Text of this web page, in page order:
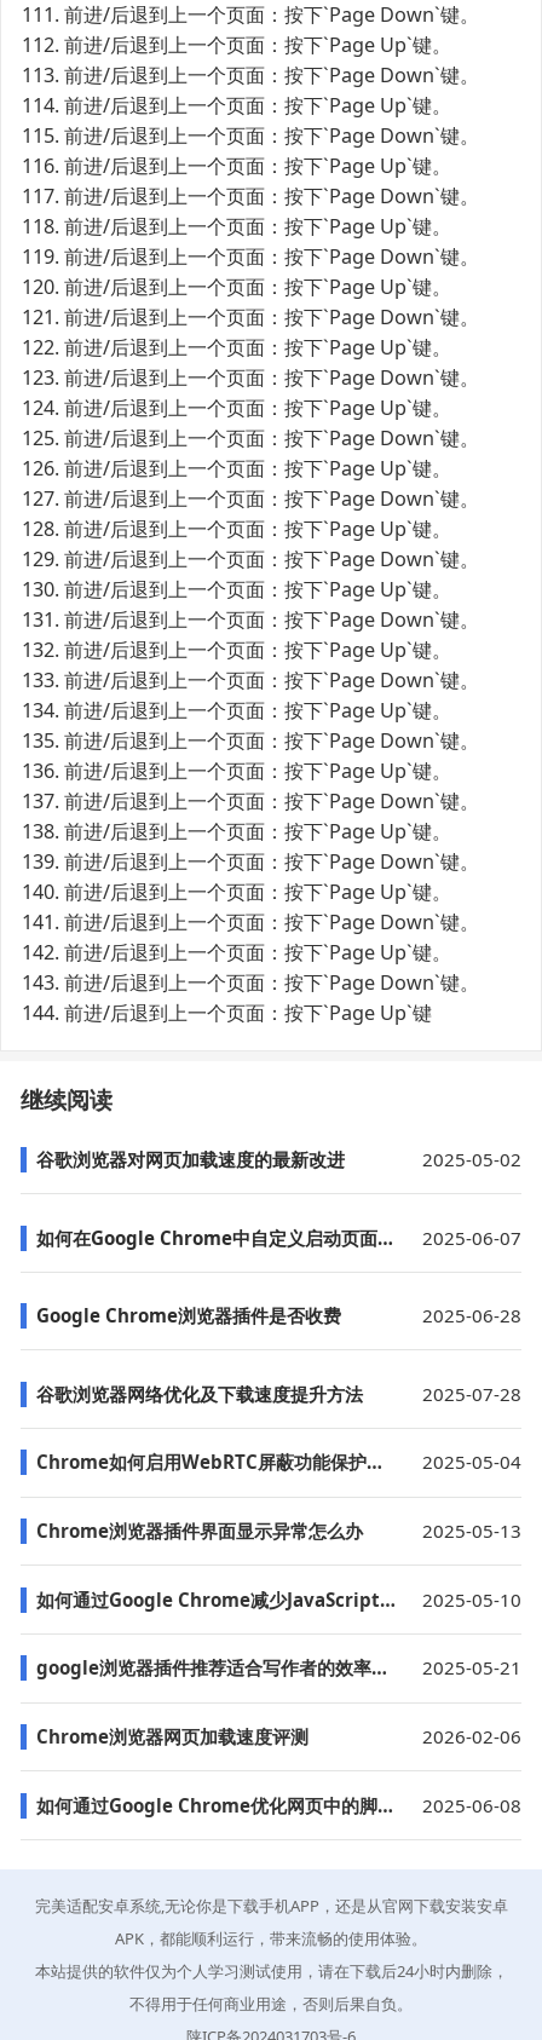
111. 前进/后退到上一个页面：按下`Page Down`键。
112. 前进/后退到上一个页面：按下`Page Up`键。
113. 前进/后退到上一个页面：按下`Page Down`键。
114. 前进/后退到上一个页面：按下`Page Up`键。
115. 前进/后退到上一个页面：按下`Page Down`键。
116. 前进/后退到上一个页面：按下`Page Up`键。
117. 前进/后退到上一个页面：按下`Page Down`键。
118. 前进/后退到上一个页面：按下`Page Up`键。
119. 前进/后退到上一个页面：按下`Page Down`键。
120. 前进/后退到上一个页面：按下`Page Up`键。
121. 前进/后退到上一个页面：按下`Page Down`键。
122. 前进/后退到上一个页面：按下`Page Up`键。
123. 前进/后退到上一个页面：按下`Page Down`键。
124. 前进/后退到上一个页面：按下`Page Up`键。
125. 前进/后退到上一个页面：按下`Page Down`键。
126. 前进/后退到上一个页面：按下`Page Up`键。
127. 前进/后退到上一个页面：按下`Page Down`键。
128. 前进/后退到上一个页面：按下`Page Up`键。
129. 前进/后退到上一个页面：按下`Page Down`键。
130. 前进/后退到上一个页面：按下`Page Up`键。
131. 前进/后退到上一个页面：按下`Page Down`键。
132. 前进/后退到上一个页面：按下`Page Up`键。
133. 前进/后退到上一个页面：按下`Page Down`键。
134. 前进/后退到上一个页面：按下`Page Up`键。
135. 前进/后退到上一个页面：按下`Page Down`键。
136. 前进/后退到上一个页面：按下`Page Up`键。
137. 前进/后退到上一个页面：按下`Page Down`键。
138. 前进/后退到上一个页面：按下`Page Up`键。
139. 前进/后退到上一个页面：按下`Page Down`键。
140. 前进/后退到上一个页面：按下`Page Up`键。
141. 前进/后退到上一个页面：按下`Page Down`键。
142. 前进/后退到上一个页面：按下`Page Up`键。
143. 前进/后退到上一个页面：按下`Page Down`键。
144. 前进/后退到上一个页面：按下`Page Up`键
继续阅读
谷歌浏览器对网页加载速度的最新改进 2025-05-02
如何在Google Chrome中自定义启动页面布局 2025-06-07
Google Chrome浏览器插件是否收费 2025-06-28
谷歌浏览器网络优化及下载速度提升方法 2025-07-28
Chrome如何启用WebRTC屏蔽功能保护用户隐私 2025-05-04
Chrome浏览器插件界面显示异常怎么办 2025-05-13
如何通过Google Chrome减少JavaScript解析的开销 2025-05-10
google浏览器插件推荐适合写作者的效率工具 2025-05-21
Chrome浏览器网页加载速度评测 2026-02-06
如何通过Google Chrome优化网页中的脚本加载顺序 2025-06-08
完美适配安卓系统,无论你是下载手机APP，还是从官网下载安装安卓
APK，都能顺利运行，带来流畅的使用体验。
本站提供的软件仅为个人学习测试使用，请在下载后24小时内删除，
不得用于任何商业用途，否则后果自负。